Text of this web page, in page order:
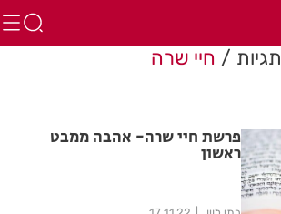
תגיות חיי שרה
פרשת חיי שרה- אהבה ממבט
ראשון